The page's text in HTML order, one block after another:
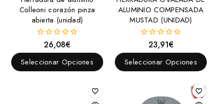
Colleoni corazón pinza
abierta (unidad)
fuera
de
5
26,08€
Seleccionar Opciones
ALUMINIO COMPENSADA
MUSTAD (UNIDAD)
fuera
de
5
23,91€
Seleccionar Opciones